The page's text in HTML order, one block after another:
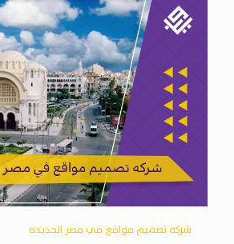
شركه تصميم مواقع في مصر الجديده